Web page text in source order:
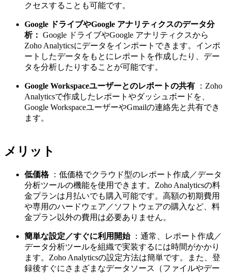
クセスすることも可能です。
Google ドライブやGoogle アナリティクスのデータ分
析： Google ドライブやGoogle アナリティクスから
Zoho Analyticsにデータをインポートできます。インポ
ートしたデータをもとにレポートを作成したり、デー
タを分析したりすることが可能です。
Google Workspaceユーザーとのレポートの共有
：Zoho
Analyticsで作成したレポートやダッシュボードを、
Google WorkspaceユーザーやGmailの連絡先と共有でき
ます。
メリット
低価格 ：低価格でクラウド型のレポート作成／データ
分析ツールの機能を使用できます。Zoho Analyticsの料
金プランは月払いでも購入可能です。高額の初期費用
や専用のハードウェア／ソフトウェアの購入など、料
金プラン以外の費用は必要ありません。
簡単な設定／すぐに利用開始 ：通常、レポート作成／
データ分析ツールを組織で実装するには時間がかかり
ます。Zoho Analyticsの設定方法は簡単です。また、登
録後すぐにさまざまなデータソース（ファイルやデー